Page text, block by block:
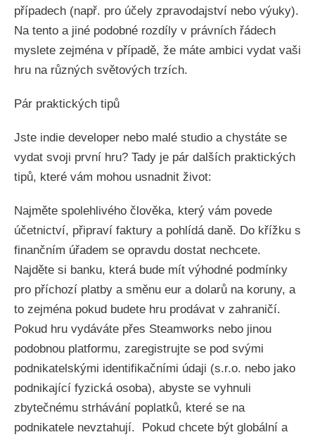
případech (např. pro účely zpravodajství nebo výuky).
Na tento a jiné podobné rozdíly v právních řádech
myslete zejména v případě, že máte ambici vydat vaši
hru na různých světových trzích.
Pár praktických tipů
Jste indie developer nebo malé studio a chystáte se
vydat svoji první hru? Tady je pár dalších praktických
tipů, které vám mohou usnadnit život:
Najměte spolehlivého člověka, který vám povede
účetnictví, připraví faktury a pohlídá daně. Do křížku s
finančním úřadem se opravdu dostat nechcete.
Najděte si banku, která bude mít výhodné podmínky
pro příchozí platby a směnu eur a dolarů na koruny, a
to zejména pokud budete hru prodávat v zahraničí.
Pokud hru vydáváte přes Steamworks nebo jinou
podobnou platformu, zaregistrujte se pod svými
podnikatelskými identifikačními údaji (s.r.o. nebo jako
podnikající fyzická osoba), abyste se vyhnuli
zbytečnému strhávání poplatků, které se na
podnikatele nevztahují. Pokud chcete být globální a